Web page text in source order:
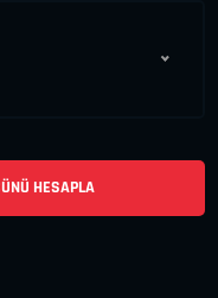
GÜCÜNÜ HESAPLA